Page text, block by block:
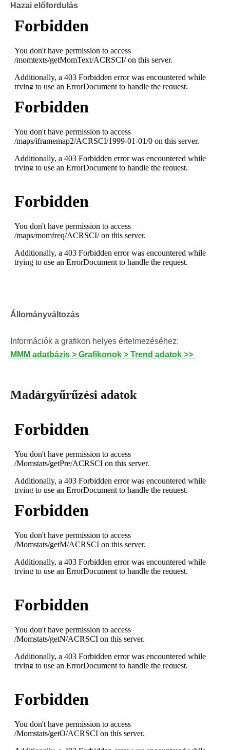
Hazai előfordulás
Állományváltozás
Információk a grafikon helyes értelmezéséhez:
MMM adatbázis > Grafikonok > Trend adatok >>
Madárgyűrűzési adatok